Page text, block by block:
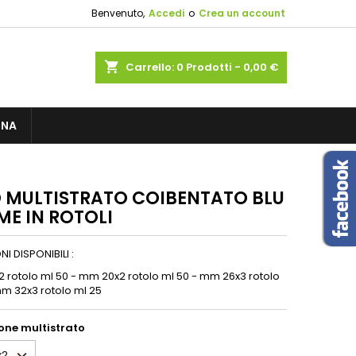
Benvenuto, Accedi o Crea un account
shopping_cart Carrello: 0 Prodotti - 0,00 €
MULTISTRATO COIBENTATO BLU
IN ROTOLI
DISPONIBILI :
rotolo ml 50 - mm 20x2 rotolo ml 50 - mm 26x3 rotolo
32x3 rotolo ml 25
multistrato